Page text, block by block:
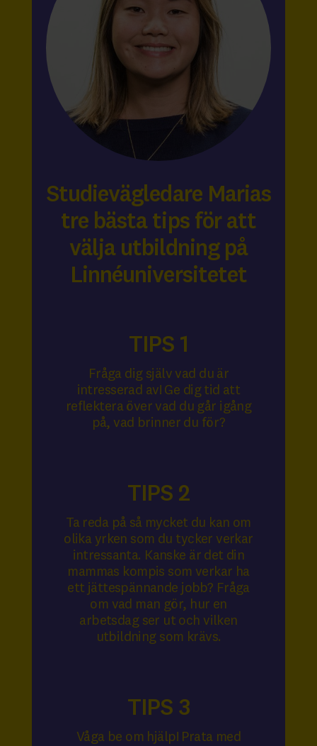
Studievägledare Marias
tre bästa tips för att
välja utbildning på
Linnéuniversitetet
TIPS 1
Fråga dig själv vad du är
intresserad av! Ge dig tid att
reflektera över vad du går igång
på, vad brinner du för?
TIPS 2
Ta reda på så mycket du kan om
olika yrken som du tycker verkar
intressanta. Kanske är det din
mammas kompis som verkar ha
ett jättespännande jobb? Fråga
om vad man gör, hur en
arbetsdag ser ut och vilken
utbildning som krävs.
TIPS 3
Våga be om hjälp! Prata med